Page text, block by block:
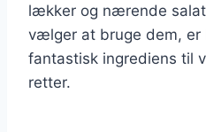
lækker og nærende
vælger at bruge dem, er
fantastisk ingrediens til
retter.